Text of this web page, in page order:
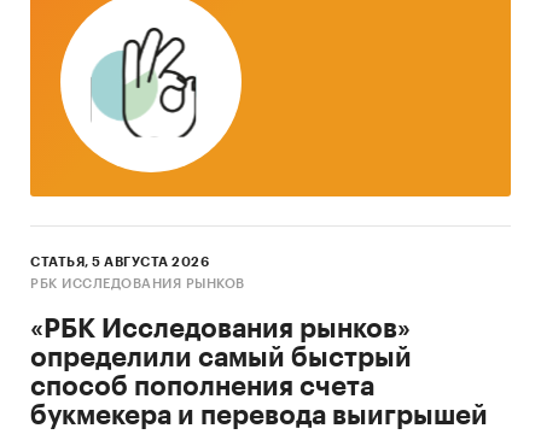
Государственные закупки нефтяных масел
В рамках главы представлена информация о
части проведенных государственных закупок
нефтяных масел 44-ФЗ и 223-ФЗ за период
января 2017 года по декабрь 2024 года
которых был определен поставщик. Для
компаний участвующих или планирующих
участвовать в государственных торгах
показано средневзвешенное отклонение
итоговой стоимости контрактов от их
начальной максимальной цены. Покупателям
работы предоставляется выгрузка в формате
MS Excel. Параметры выгрузки могут быть
скорректированы по запросу заказчика.
СТАТЬЯ, 5 АВГУСТА 2026
РБК ИССЛЕДОВАНИЯ РЫНКОВ
«РБК Исследования рынков»
определили самый быстрый
способ пополнения счета
букмекера и перевода выигрышей